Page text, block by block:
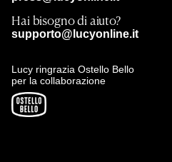
Hai bisogno di aiuto?
supporto@lucyonline.it
Lucy ringrazia Ostello Bello
per la collaborazione